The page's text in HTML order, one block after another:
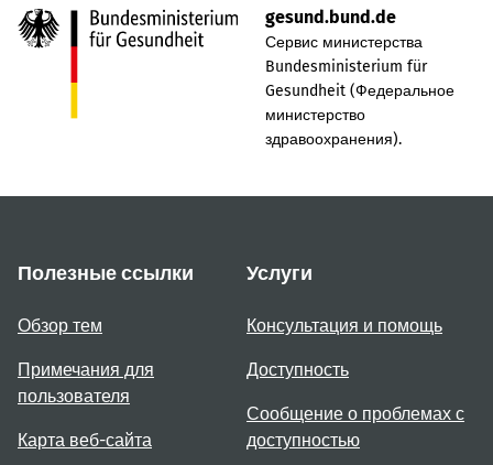
gesund.bund.de
Сервис министерства
Bundesministerium für
Gesundheit (Федеральное
министерство
здравоохранения).
Полезные ссылки
Обзор тем
Примечания для
пользователя
Карта веб-сайта
Услуги
Консультация и помощь
Доступность
Сообщение о проблемах с
доступностью